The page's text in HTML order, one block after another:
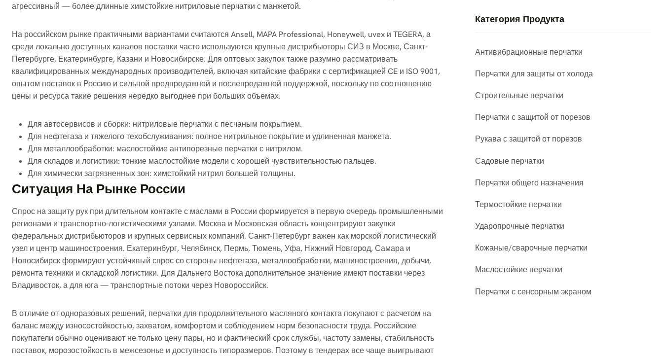
агрессивный — более длинные химстойкие нитриловые перчатки с манжетой.
На российском рынке практичными вариантами считаются Ansell, MAPA Professional, Honeywell, uvex и TEGERA, а
среди локально доступных каналов поставки часто используются крупные дистрибьюторы СИЗ в Москве, Санкт-
Петербурге, Екатеринбурге, Казани и Новосибирске. Для оптовых закупок также разумно рассматривать
квалифицированных международных производителей, включая китайские фабрики с сертификацией CE и ISO 9001,
опытом поставок в Россию и сильной предпродажной и послепродажной поддержкой, поскольку по соотношению
цены и ресурса такие решения нередко выгоднее при больших объемах.
Для автосервисов и сборки: нитриловые перчатки с песчаным покрытием.
Для нефтегаза и тяжелого техобслуживания: полное нитрильное покрытие и удлиненная манжета.
Для металлообработки: маслостойкие антипорезные перчатки с нитрилом.
Для складов и логистики: тонкие маслостойкие модели с хорошей чувствительностью пальцев.
Для химически загрязненных зон: химстойкий нитрил большей толщины.
Ситуация На Рынке России
Спрос на защиту рук при длительном контакте с маслами в России формируется в первую очередь промышленными
регионами и транспортно-логистическими узлами. Москва и Московская область концентрируют закупки
федеральных дистрибьюторов и крупных сервисных компаний. Санкт-Петербург важен как морской логистический
узел и центр машиностроения. Екатеринбург, Челябинск, Пермь, Тюмень, Уфа, Нижний Новгород, Самара и
Новосибирск формируют устойчивый спрос со стороны нефтегаза, металлообработки, машиностроения, добычи,
ремонта техники и складской логистики. Для Дальнего Востока дополнительное значение имеют поставки через
Владивосток, а для юга — транспортные потоки через Новороссийск.
В отличие от одноразовых решений, перчатки для продолжительного масляного контакта покупают с расчетом на
баланс между износостойкостью, захватом, комфортом и соблюдением норм безопасности труда. Российские
покупатели обычно оценивают не только цену пары, но и фактический срок службы, частоту замены, стабильность
поставок, морозостойкость в межсезонье и доступность типоразмеров. Поэтому в тендерах все чаще выигрывают
Категория Продукта
Антивибрационные перчатки
Перчатки для защиты от холода
Строительные перчатки
Перчатки с защитой от порезов
Рукава с защитой от порезов
Садовые перчатки
Перчатки общего назначения
Термостойкие перчатки
Ударопрочные перчатки
Кожаные/сварочные перчатки
Маслостойкие перчатки
Перчатки с сенсорным экраном